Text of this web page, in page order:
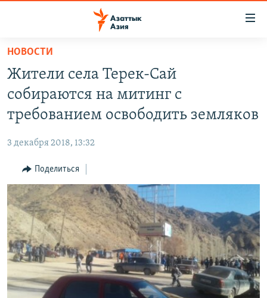
Вернуться
основному
содержанию
Вернутся
главной
навигации
Вернутся
поиску
КАЗАХСТАН
КЫРГЫЗСТАН
ТАДЖИКИСТАН
НОВОСТИ
ВОЙНА В УКРАИНЕ
ҚАЗАҚША
КЫРГЫЗЧА
ЎЗБЕКЧА
ТОҶИКӢ
TÜRKMENÇE
Все сайты РСЕ/РС
НОВОСТИ
Жители села Терек-Сай
собираются на митинг с
требованием освободить земляков
3 декабря 2018, 13:32
Поделиться